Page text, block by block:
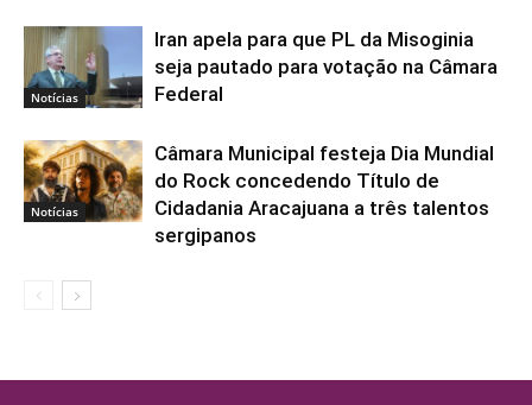
Notícias
Iran apela para que PL da Misoginia
seja pautado para votação na Câmara
Federal
Notícias
Câmara Municipal festeja Dia Mundial
do Rock concedendo Título de
Cidadania Aracajuana a três talentos
sergipanos